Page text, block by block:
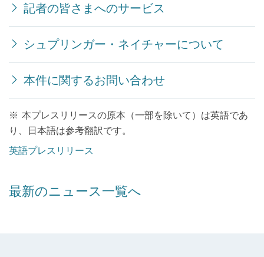
記者の皆さまへのサービス
シュプリンガー・ネイチャーについて
本件に関するお問い合わせ
※ 本プレスリリースの原本（一部を除いて）は英語であ
り、日本語は参考翻訳です。
英語プレスリリース
最新のニュース一覧へ